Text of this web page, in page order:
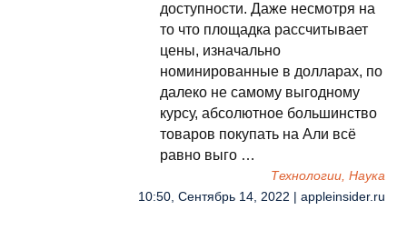
доступности. Даже несмотря на
то что площадка рассчитывает
цены, изначально
номинированные в долларах, по
далеко не самому выгодному
курсу, абсолютное большинство
товаров покупать на Али всё
равно выго …
Технологии, Наука
10:50, Сентябрь 14, 2022 | appleinsider.ru